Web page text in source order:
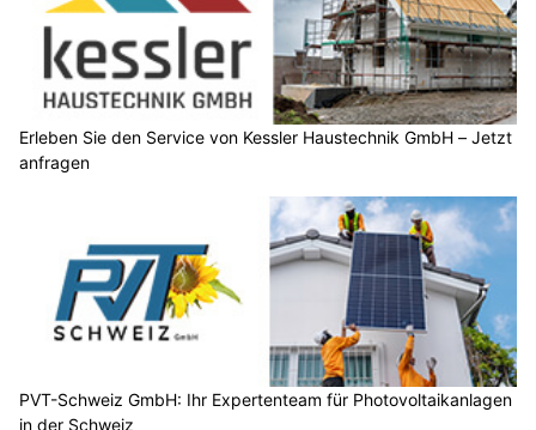
Erleben Sie den Service von Kessler Haustechnik GmbH – Jetzt
anfragen
PVT-Schweiz GmbH: Ihr Expertenteam für Photovoltaikanlagen
in der Schweiz